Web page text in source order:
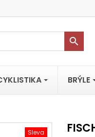

BRÝLE
Sleva